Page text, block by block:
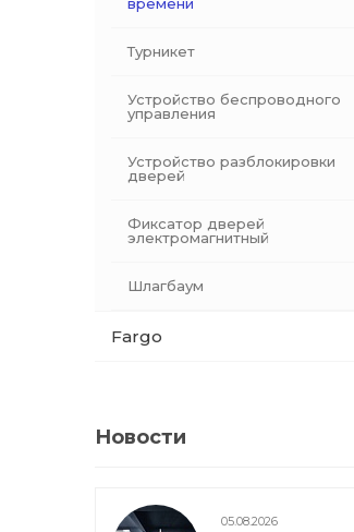
Турникет
Устройство беспроводного
управления
Устройство разблокировки
дверей
Фиксатор дверей
электромагнитный
Шлагбаум
Fargo
Новости
05.08.2026